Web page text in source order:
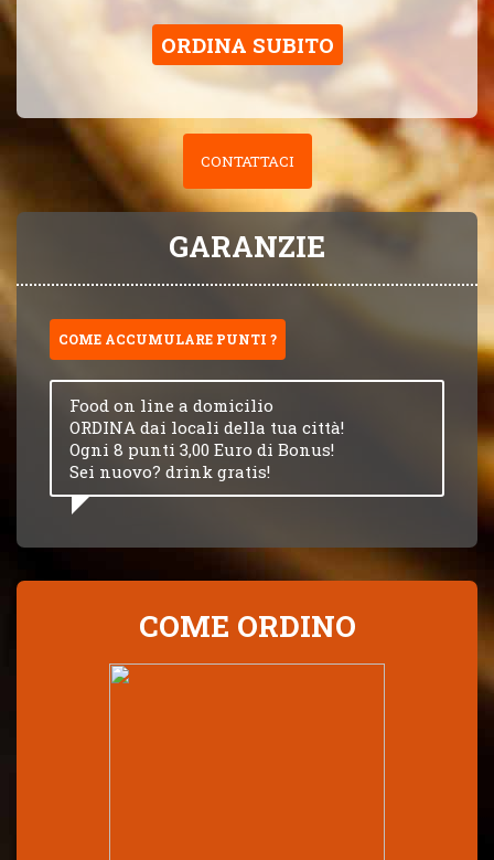
ORDINA SUBITO
CONTATTACI
GARANZIE
COME ACCUMULARE PUNTI ?
Food on line a domicilio
ORDINA dai locali della tua città!
Ogni 8 punti 3,00 Euro di Bonus!
Sei nuovo? drink gratis!
COME ORDINO